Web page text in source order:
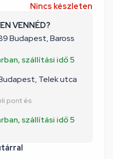
Nincs készleten
VENNÉD?
Budapest, Baross
szállítási idő 5
Telek utca
pont és
szállítási idő 5